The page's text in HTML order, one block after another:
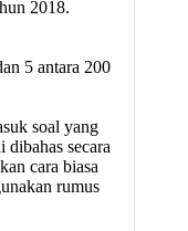
2018.
5 antara 200
soal yang
secara
cara biasa
rumus